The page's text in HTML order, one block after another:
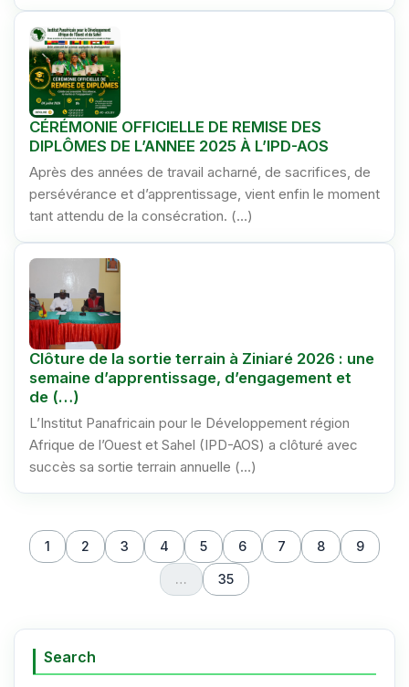
CÉRÉMONIE OFFICIELLE DE REMISE DES
DIPLÔMES DE L’ANNEE 2025 À L’IPD-AOS
Après des années de travail acharné, de sacrifices, de
persévérance et d’apprentissage, vient enfin le moment
tant attendu de la consécration. (…)
Clôture de la sortie terrain à Ziniaré 2026 : une
semaine d’apprentissage, d’engagement et
de (…)
L’Institut Panafricain pour le Développement région
Afrique de l’Ouest et Sahel (IPD-AOS) a clôturé avec
succès sa sortie terrain annuelle (…)
1 2 3 4 5 6 7 8 9
… 35
Search